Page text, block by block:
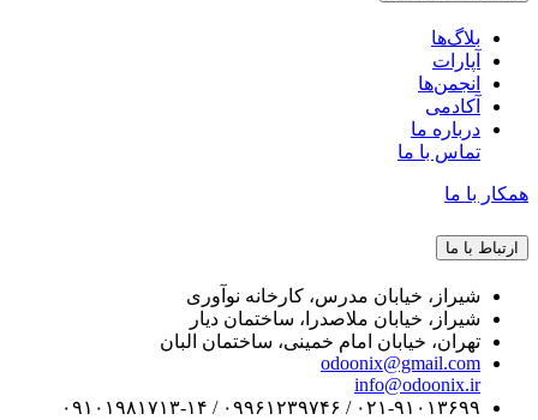
بلاگ‌ها
آپارات
انجمن‌ها
آکادمی
درباره ما
تماس با ما
با ما
با ما
شیراز، خیابان مدرس، کارخانه نوآوری
شیراز، خیابان ملاصدرا، ساختمان دیار
تهران، خیابان امام خمینی، ساختمان البان
odoonix@gmail.com
info@odoonix.ir
۰۲۱-۹۱۰۱۳۶۹۹ / ۰۹۹۶۱۲۳۹۷۴۶ / ۰۹۱۰۱۹۸۱۷۱۳-۱۴